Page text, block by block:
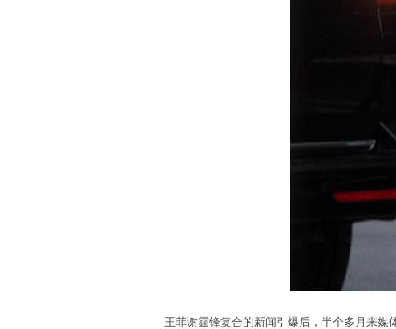
王菲谢霆锋复合的新闻引爆后，半个多月来